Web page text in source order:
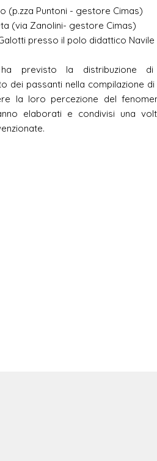
(p.zza Puntoni - gestore Cimas)
(via Zanolini- gestore Cimas)
presso il polo didattico
ha previsto la distribuzione di
dei passanti nella compilazione
la loro percezione del
elaborati e condivisi una